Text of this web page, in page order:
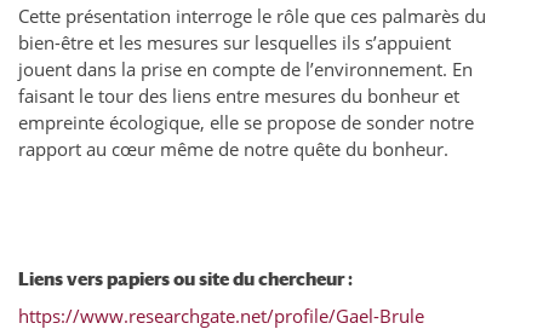
Cette présentation interroge le rôle que ces palmarès du
bien-être et les mesures sur lesquelles ils s’appuient
jouent dans la prise en compte de l’environnement. En
faisant le tour des liens entre mesures du bonheur et
empreinte écologique, elle se propose de sonder notre
rapport au cœur même de notre quête du bonheur.
Liens vers papiers ou site du chercheur :
https://www.researchgate.net/profile/Gael-Brule